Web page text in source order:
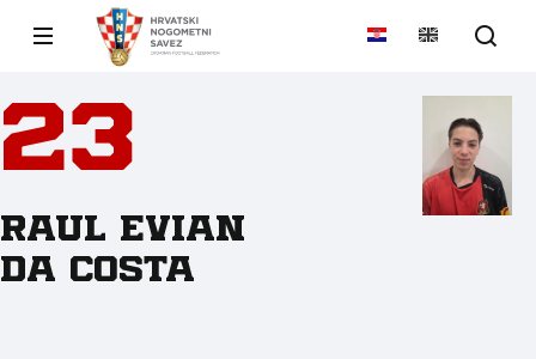
23
Raul Evian
Da Costa